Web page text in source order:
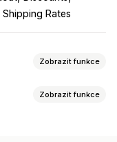
Shipping Rates
Zobrazit funkce
Zobrazit funkce